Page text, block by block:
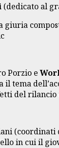
(dedicato al
Porzio e
tema
del
in cui il